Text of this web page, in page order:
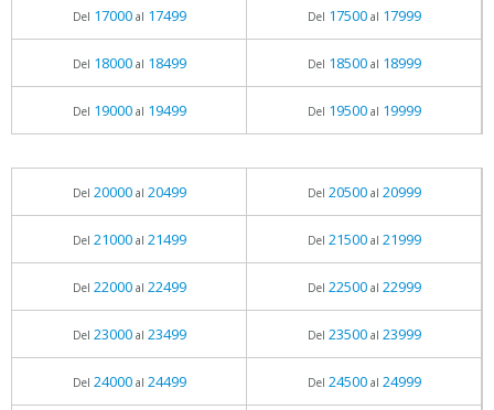
Del 17000al 17499 Del 17500al 17999
Del 18000al 18499 Del 18500al 18999
Del 19000al 19499 Del 19500al 19999
Del 20000al 20499 Del 20500al 20999
Del 21000al 21499 Del 21500al 21999
Del 22000al 22499 Del 22500al 22999
Del 23000al 23499 Del 23500al 23999
Del 24000al 24499 Del 24500al 24999